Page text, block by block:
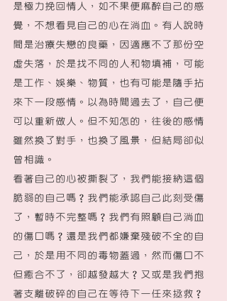
是極力挽回情人，如不果便麻醉自己的感
覺，不想看見自己的心在淌血。有人說時
間是治療失戀的良藥，因適應不了那份空
虛失落，於是找不同的人和物填補，可能
是工作、娛樂、物質，也有可能是隨手拈
來下一段感情。以為時間過去了，自己便
可以重新做人。但不知怎的，往後的感情
雖然換了對手，也換了風景，但結局卻似
曾相識。
看著自己的心被撕裂了，我們能接納這個
脆弱的自己嗎？我們能承認自己此刻受傷
了，暫時不完整嗎？我們有照顧自己淌血
的傷口嗎？還是我們都嫌棄殘破不全的自
己，於是用不同的毒物蓋過，然而傷口不
但癒合不了，卻越發越大？又或是我們抱
著支離破碎的自己在等待下一任來拯救？